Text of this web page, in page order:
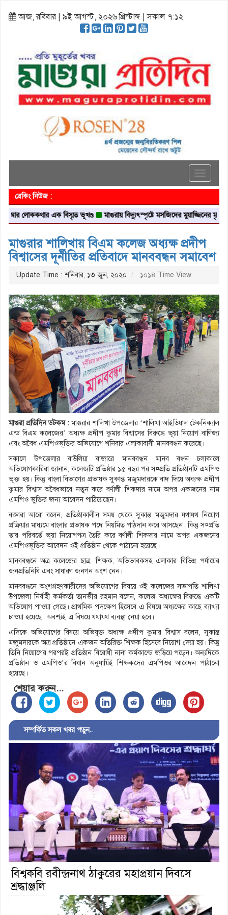
আজ, রবিবার | ৯ই আগস্ট, ২০২৬ খ্রিস্টাব্দ | সকাল ৭:১২
Toggle
ব্রেকিং নিউজ :
এক বিস্মৃত ভূখণ্ড মাগুরায় বিদ্যুৎস্পৃষ্টে মসজিদের মুয়াজ্জিনের মৃত্যু
মাগুরার শালিখায় বিএম কলেজ অধ্যক্ষ প্রদীপ
বিশ্বাসের দূর্নীতির প্রতিবাদে মানববন্ধন সমাবেশ
Update Time : শনিবার, ১৩ জুন, ২০২০ ১০১৪ Time View
মাগুরা প্রতিদিন ডটকম :মাগুরার শালিখা উপজেলার ‘শালিখা আইডিয়াল টেকনিক্যাল
এন্ড বিএম কলেজের’ অধ্যক্ষ প্রদীপ কুমার বিশ্বাসের বিরুদ্ধে ভূয়া নিয়োগ বাণিজ্য
এবং অবৈধ এমপিওভূক্তির অভিযোগে শনিবার এলাকাবাসী মানববন্ধন করেছে।
সকালে উপজেলার বাউলিয়া বাজারে মানববন্ধন মানব বন্ধন চলাকালে
অভিযোগকারিরা জানান, কলেজটি প্রতিষ্ঠার ১৫ বছর পর স¤প্রতি প্রতিষ্ঠানটি এমপিও
ভূক্ত হয়। কিন্তু বাংলা বিভাগের প্রভাষক সুকান্ত মজুমদারকে বাদ দিয়ে অধ্যক্ষ প্রদীপ
কুমার বিশ্বাস অবৈধভাবে নতুন করে বর্ণালী শিকদার নামে অপর একজনের নাম
এমপিও ভুক্তির জন্য আবেদন পাঠিয়েছেন।
বক্তারা আরো বলেন, প্রতিষ্ঠাকালীন সময় থেকে সুকান্ত মজুমদার যথাযথ নিয়োগ
প্রক্রিয়ার মাধ্যমে বাংলার প্রভাষক পদে নিয়মিত পাঠদান করে আসছেন। কিন্তু স¤প্রতি
তার পরিবর্তে ভূয়া নিয়োগপত্র তৈরি করে বর্ণালী শিকদার নামে অপর একজনের
এমপিওভূক্তির আবেদন ওই প্রতিষ্ঠান থেকে পাঠানো হয়েছে।
মানববন্ধনে অত্র কলেজের ছাত্র, শিক্ষক, অভিভাবকসহ এলাকার বিভিন্ন পর্যায়ের
জনপ্রতিনিধি এবং সাধারণ জনগন অংশ নেন।
মানববন্ধনে অংশগ্রহণকারীদের অভিযোগের বিষয়ে ওই কলেজের সভাপতি শালিখা
উপজেলা নির্বাহী কর্মকর্তা তানভীর রহমান বলেন, কলেজ অধ্যক্ষের বিরুদ্ধে একটি
অভিযোগ পাওয়া গেছে। প্রাথমিক পদক্ষেপ হিসেবে এ বিষয়ে অধ্যক্ষের কাছে ব্যাখ্যা
চাওয়া হয়েছে। অবশ্যই এ বিষয়ে যথাযথ ব্যবস্থা নেয়া হবে।
এদিকে অভিযোগের বিষয়ে অভিযুক্ত অধ্যক্ষ প্রদীপ কুমার বিশ্বাস বলেন, সুকান্ত
মজুমদারকে অত্র প্রতিষ্ঠানে একজন অতিরিক্ত শিক্ষক হিসেবে নিয়োগ দেয়া হয়। কিন্তু
তিনি নিয়োগের পরপরই প্রতিষ্ঠান বিরোধী নানা কর্মকান্ডে জড়িয়ে পড়েন। অন্যদিকে
প্রতিষ্ঠান ও এমপিও’র বিধান অনুযায়িই শিক্ষকদের এমপিওর আবেদন পাঠানো
হয়েছে।
শেয়ার করুন...
সম্পর্কিত সকল খবর পড়ুন..
বিশ্বকবি রবীন্দ্রনাথ ঠাকুরের মহাপ্রয়ান দিবসে
শ্রদ্ধাঞ্জলি